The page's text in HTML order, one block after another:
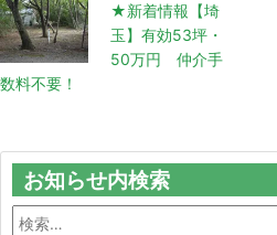
★新着情報【埼
玉】有効53坪・
50万円 仲介手
数料不要！
お知らせ内検索